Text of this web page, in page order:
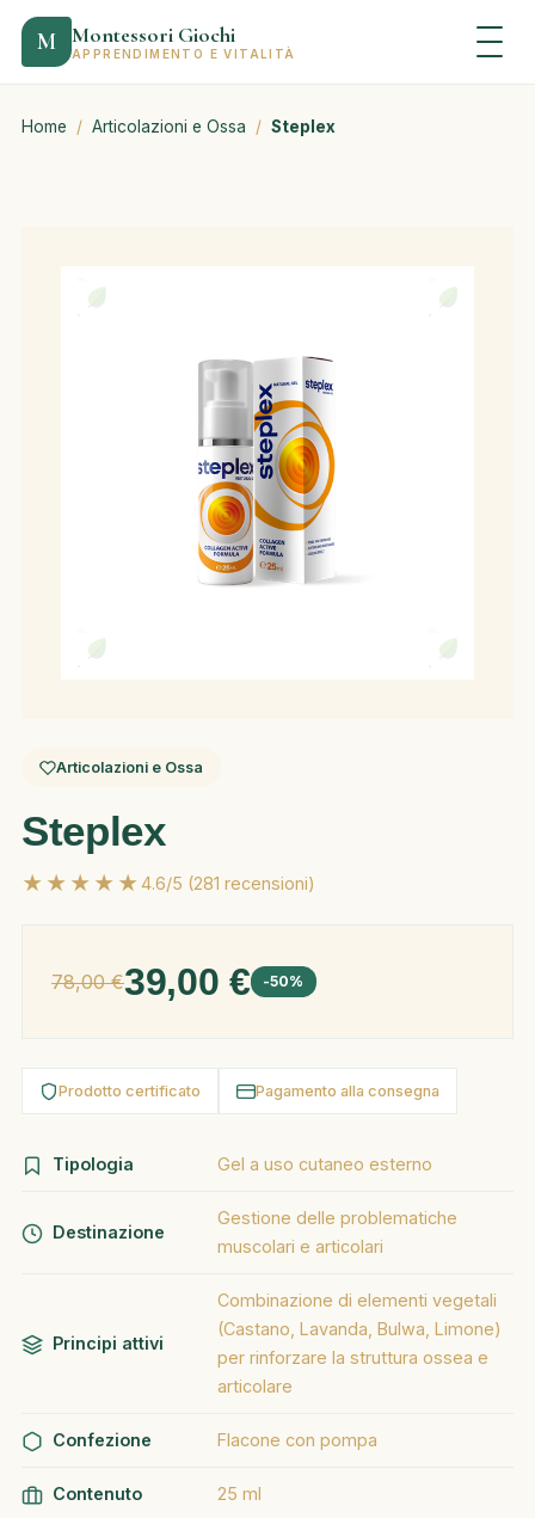
M Montessori Giochi
APPRENDIMENTO E VITALITÀ
Home / Articolazioni e Ossa / Steplex
Articolazioni e Ossa
Steplex
★★★★★4.6/5 (281 recensioni)
78,00 €39,00 € -50%
Prodotto certificato Pagamento alla consegna
Tipologia Gel a uso cutaneo esterno
Destinazione
Gestione delle problematiche
muscolari e articolari
Principi attivi
Combinazione di elementi vegetali
(Castano, Lavanda, Bulwa, Limone)
per rinforzare la struttura ossea e
articolare
Confezione Flacone con pompa
Contenuto 25 ml